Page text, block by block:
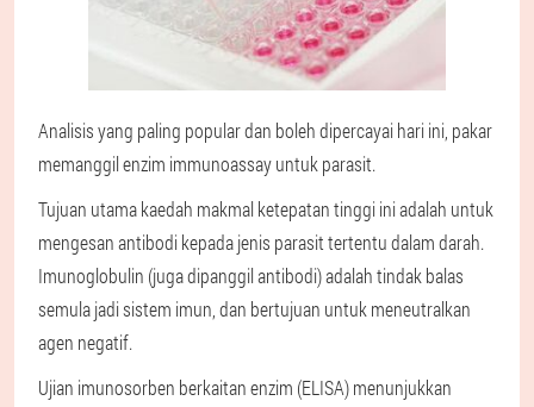
Analisis yang paling popular dan boleh dipercayai hari ini, pakar
memanggil enzim immunoassay untuk parasit.
Tujuan utama kaedah makmal ketepatan tinggi ini adalah untuk
mengesan antibodi kepada jenis parasit tertentu dalam darah.
Imunoglobulin (juga dipanggil antibodi) adalah tindak balas
semula jadi sistem imun, dan bertujuan untuk meneutralkan
agen negatif.
Ujian imunosorben berkaitan enzim (ELISA) menunjukkan